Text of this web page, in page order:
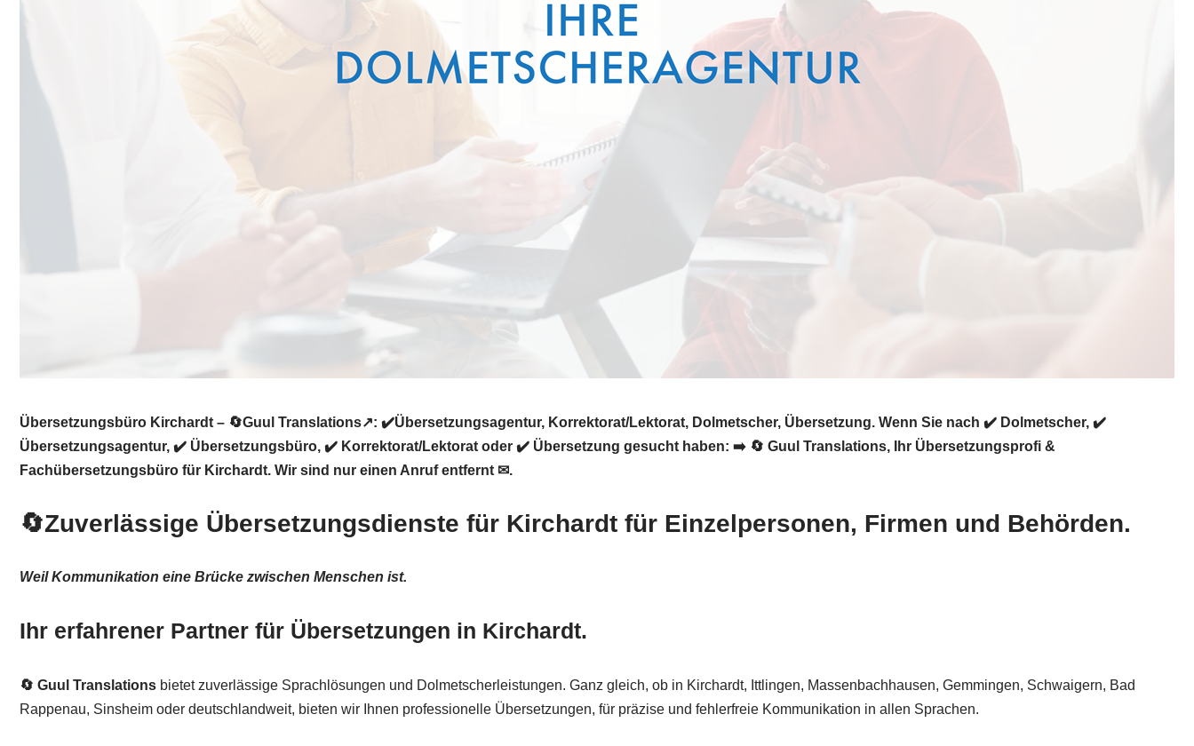
Übersetzungsbüro Kirchardt – 🔄Guul Translations↗️: ✔️Übersetzungsagentur, Korrektorat/Lektorat, Dolmetscher, Übersetzung. Wenn Sie nach ✔️ Dolmetscher, ✔️
Übersetzungsagentur, ✔️ Übersetzungsbüro, ✔️ Korrektorat/Lektorat oder ✔️ Übersetzung gesucht haben: ➡️ 🔄 Guul Translations, Ihr Übersetzungsprofi &
Fachübersetzungsbüro für Kirchardt. Wir sind nur einen Anruf entfernt ✉.
🔄Zuverlässige Übersetzungsdienste für Kirchardt für Einzelpersonen, Firmen und Behörden.
Weil Kommunikation eine Brücke zwischen Menschen ist.
Ihr erfahrener Partner für Übersetzungen in Kirchardt.
🔄 Guul Translations bietet zuverlässige Sprachlösungen und Dolmetscherleistungen. Ganz gleich, ob in Kirchardt, Ittlingen, Massenbachhausen, Gemmingen, Schwaigern, Bad
Rappenau, Sinsheim oder deutschlandweit, bieten wir Ihnen professionelle Übersetzungen, für präzise und fehlerfreie Kommunikation in allen Sprachen.